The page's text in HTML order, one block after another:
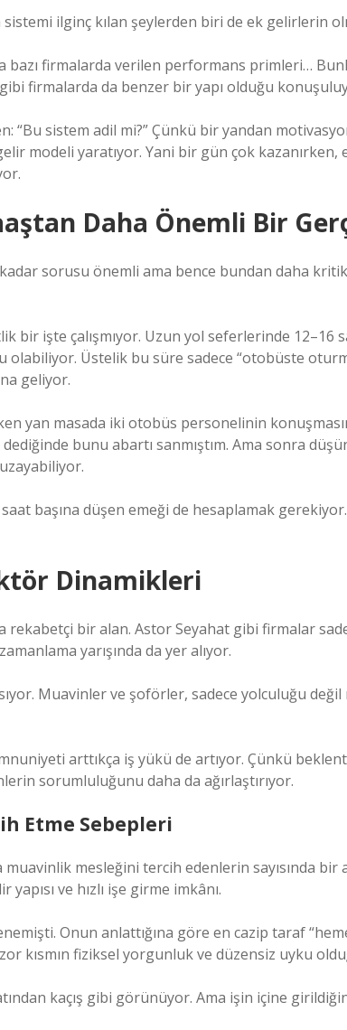
ilginç kılan şeylerden biri de ek gelirlerin
bazı firmalarda verilen performans primleri…
firmalarda da benzer bir yapı olduğu
“Bu sistem adil mi?” Çünkü bir yandan
modeli yaratıyor. Yani bir gün çok
Daha Önemli Bir
sorusu önemli ama bence bundan daha
bir işte çalışmıyor. Uzun yol seferlerinde 12–16
Üstelik bu süre sadece “otobüste
geliyor.
yan masada iki otobüs personelinin
bunu abartı sanmıştım. Ama sonra
başına düşen emeği de hesaplamak
Dinamikleri
rekabetçi bir alan. Astor Seyahat gibi firmalar
yarışında da yer alıyor.
Muavinler ve şoförler, sadece yolculuğu değil
arttıkça iş yükü de artıyor. Çünkü
sorumluluğunu daha da ağırlaştırıyor.
Etme Sebepleri
mesleğini tercih edenlerin sayısında bir
ve hızlı işe girme imkânı.
Onun anlattığına göre en cazip taraf
kısmın fiziksel yorgunluk ve düzensiz uyku
kaçış gibi görünüyor. Ama işin içine